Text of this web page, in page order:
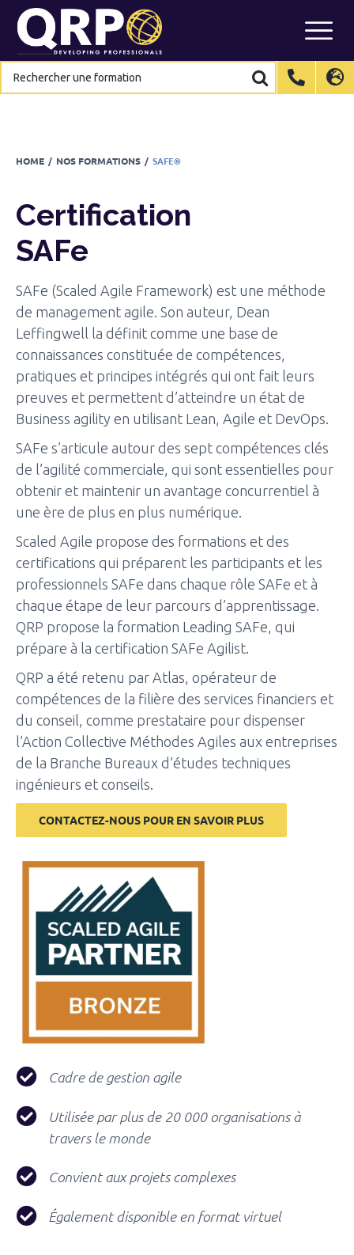
content
International
EN
Luxembourg
Switzerland
Netherlands
NL
Rechercher
une
formation International
EN
Luxembourg
Switzerland
Netherlands
NL
Rechercher
une
formation
HOME / NOS FORMATIONS / SAFE®
Certification SAFe
CONTACTEZ-NOUS POUR EN SAVOIR PLUS
Certification
SAFe
SAFe (Scaled Agile Framework) est une méthode
de management agile. Son auteur, Dean
Leffingwell la définit comme une base de
connaissances constituée de compétences,
pratiques et principes intégrés qui ont fait leurs
preuves et permettent d’atteindre un état de
Business agility en utilisant Lean, Agile et DevOps.
SAFe s’articule autour des sept compétences clés
de l’agilité commerciale, qui sont essentielles pour
obtenir et maintenir un avantage concurrentiel à
une ère de plus en plus numérique.
Scaled Agile propose des formations et des
certifications qui préparent les participants et les
professionnels SAFe dans chaque rôle SAFe et à
chaque étape de leur parcours d’apprentissage.
QRP propose la formation Leading SAFe, qui
prépare à la certification SAFe Agilist.
QRP a été retenu par Atlas, opérateur de
compétences de la filière des services financiers et
du conseil, comme prestataire pour dispenser
l’Action Collective Méthodes Agiles aux entreprises
de la Branche Bureaux d’études techniques
ingénieurs et conseils.
CONTACTEZ-NOUS POUR EN SAVOIR PLUS
Cadre de gestion agile
Utilisée par plus de 20 000 organisations à
travers le monde
Convient aux projets complexes
Également disponible en format virtuel